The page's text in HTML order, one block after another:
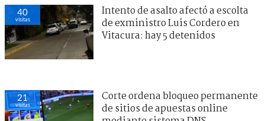
40
visitas
Intento de asalto afectó a escolta
de exministro Luis Cordero en
Vitacura: hay 5 detenidos
21
visitas
Corte ordena bloqueo permanente
de sitios de apuestas online